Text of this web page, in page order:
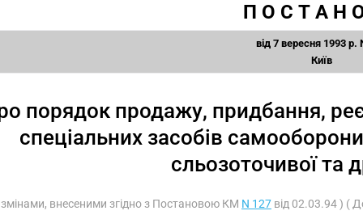
П О С Т А Н
від 7 вересня 1993 р.
Київ
порядок продажу, придбання,
спеціальних засобів
сльозоточивої та
змінами, внесеними згідно з Постановою КМ N 127 від 02.03.94 ) (